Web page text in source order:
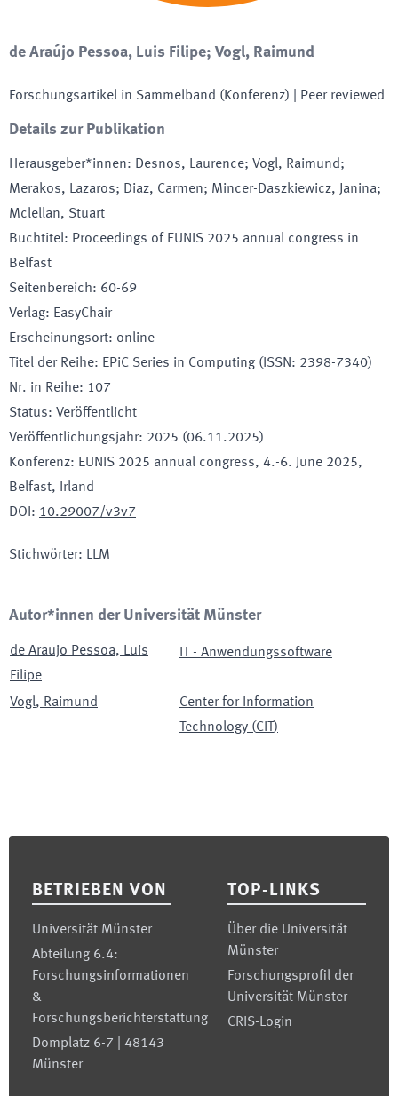
de Araújo Pessoa, Luis Filipe; Vogl, Raimund
Forschungsartikel in Sammelband (Konferenz) | Peer reviewed
Details zur Publikation
Herausgeber*innen: Desnos, Laurence; Vogl, Raimund;
Merakos, Lazaros; Diaz, Carmen; Mincer-Daszkiewicz, Janina;
Mclellan, Stuart
Buchtitel: Proceedings of EUNIS 2025 annual congress in
Belfast
Seitenbereich: 60-69
Verlag: EasyChair
Erscheinungsort: online
Titel der Reihe: EPiC Series in Computing (ISSN: 2398-7340)
Nr. in Reihe: 107
Status: Veröffentlicht
Veröffentlichungsjahr: 2025 (06.11.2025)
Konferenz: EUNIS 2025 annual congress, 4.-6. June 2025,
Belfast, Irland
DOI : 10.29007/v3v7
Stichwörter: LLM
Autor*innen der Universität Münster
de Araujo Pessoa, Luis
Filipe
IT - Anwendungssoftware
Vogl, Raimund
Center for Information
Technology (CIT )
BETRIEBEN VON
Universität Münster
Abteilung 6.4:
Forschungsinformationen
&
Forschungsberichterstattung
Domplatz 6-7 | 48143
Münster
TOP-LINKS
Über die Universität
Münster
Forschungsprofil der
Universität Münster
CRIS-Login